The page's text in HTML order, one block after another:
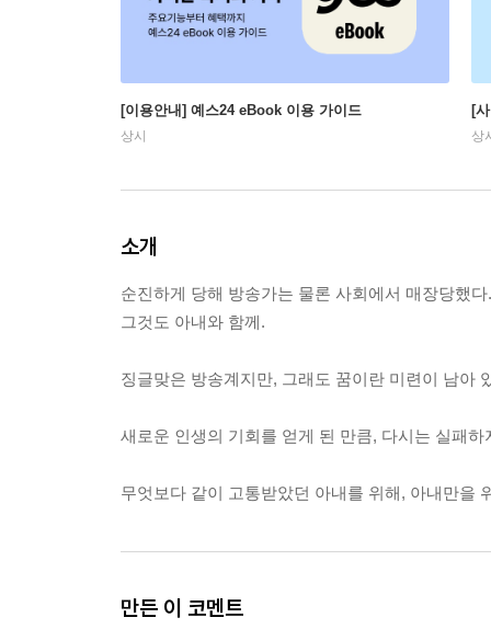
[이용안내] 예스24 eBook 이용 가이드
상시
[
상
소개
순진하게 당해 방송가는 물론 사회에서 매장당했다.
그것도 아내와 함께.
징글맞은 방송계지만, 그래도 꿈이란 미련이 남아
새로운 인생의 기회를 얻게 된 만큼, 다시는 실패하
무엇보다 같이 고통받았던 아내를 위해, 아내만을
만든 이 코멘트